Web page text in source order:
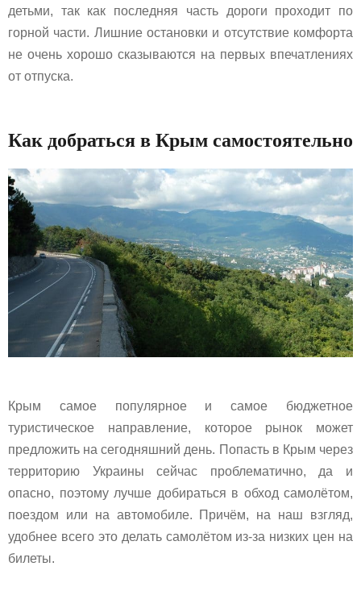
детьми, так как последняя часть дороги проходит по
горной части. Лишние остановки и отсутствие комфорта
не очень хорошо сказываются на первых впечатлениях
от отпуска.
Как добраться в Крым самостоятельно
Крым самое популярное и самое бюджетное
туристическое направление, которое рынок может
предложить на сегодняшний день. Попасть в Крым через
территорию Украины сейчас проблематично, да и
опасно, поэтому лучше добираться в обход самолётом,
поездом или на автомобиле. Причём, на наш взгляд,
удобнее всего это делать самолётом из-за низких цен на
билеты.